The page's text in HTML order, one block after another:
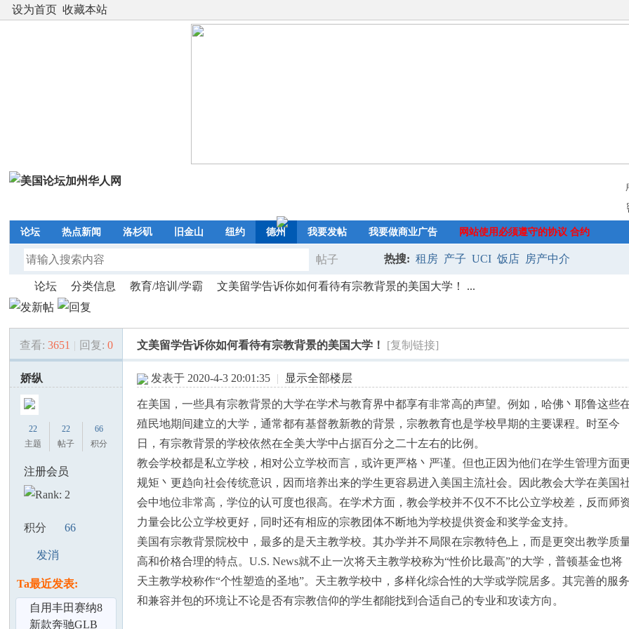
设为首页 收藏本站
论坛 热点新闻 洛杉矶 旧金山 纽约 德州 我要发帖 我要做商业广告 网站使用必须遵守的协议 合约
帖子
搜
索
热搜: 租房 产子 UCI 饭店 房产中介
美»
论坛
›
分类信息 教育/培训/学霸
›
文美留学告诉你如何看待有宗教背景的美国大学！ ...
查看: 3651 | 回复: 0 文美留学告诉你如何看待有宗教背景的美国大学！ [复制链接]
娇纵
22
主题
22
帖子
66
积分
注册会员
积分 66
发消
Ta最近发表:
自用丰田赛纳8
座商务车低价出
新款奔驰GLB
发表于 2020-4-3 20:01:35 | 显示全部楼层
在美国，一些具有宗教背景的大学在学术与教育界中都享有非常高的声望。例如，哈佛丶耶鲁这些
殖民地期间建立的大学，通常都有基督教新教的背景，宗教教育也是学校早期的主要课程。时至今
日，有宗教背景的学校依然在全美大学中占据百分之二十左右的比例。
教会学校都是私立学校，相对公立学校而言，或许更严格丶严谨。但也正因为他们在学生管理方面
规矩丶更趋向社会传统意识，因而培养出来的学生更容易进入美国主流社会。因此教会大学在美国
会中地位非常高，学位的认可度也很高。在学术方面，教会学校并不仅不不比公立学校差，反而师
力量会比公立学校更好，同时还有相应的宗教团体不断地为学校提供资金和奖学金支持。
美国有宗教背景院校中，最多的是天主教学校。其办学并不局限在宗教特色上，而是更突出教学质
高和价格合理的特点。U.S. News就不止一次将天主教学校称为“性价比最高”的大学，普顿基金也将
天主教学校称作“个性塑造的圣地”。天主教学校中，多样化综合性的大学或学院居多。其完善的服务
和兼容并包的环境让不论是否有宗教信仰的学生都能找到合适自己的专业和攻读方向。